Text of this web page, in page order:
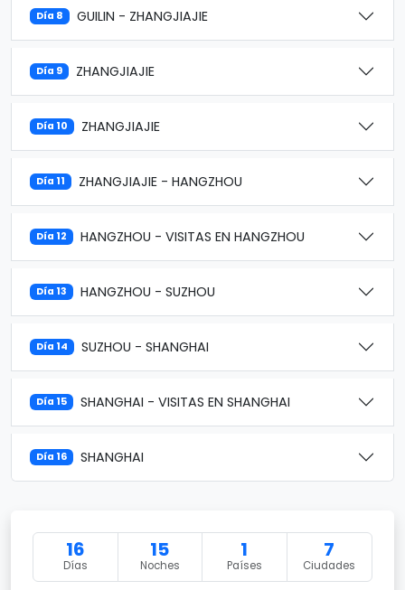
Día 8 GUILIN - ZHANGJIAJIE
Día 9 ZHANGJIAJIE
Día 10 ZHANGJIAJIE
Día 11 ZHANGJIAJIE - HANGZHOU
Día 12 HANGZHOU - VISITAS EN HANGZHOU
Día 13 HANGZHOU - SUZHOU
Día 14 SUZHOU - SHANGHAI
Día 15 SHANGHAI - VISITAS EN SHANGHAI
Día 16 SHANGHAI
16
Días
15
Noches
1
Países
7
Ciudades